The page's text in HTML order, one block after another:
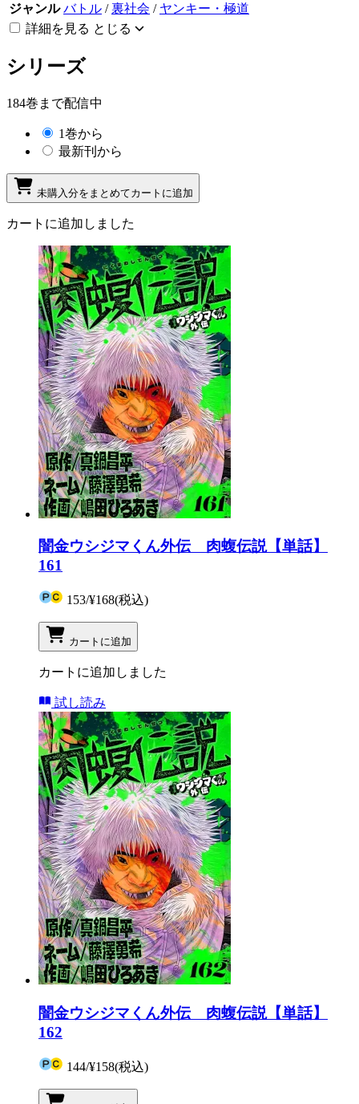
ジャンル バトル /裏社会 / ヤンキー・極道
詳細を見る とじる
シリーズ
184巻まで配信中
1巻から
最新刊から
未購入分をまとめてカートに追加
カートに追加しました
闇金ウシジマくん外伝 肉蝮伝説【単話】
161
153/¥168(税込)
カートに追加
カートに追加しました
試し読み
闇金ウシジマくん外伝 肉蝮伝説【単話】
162
144/¥158(税込)